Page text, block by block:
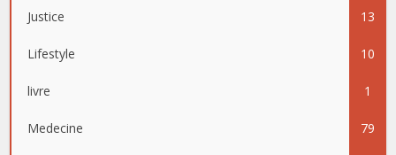
Justice 13
Lifestyle 10
livre 1
Medecine 79